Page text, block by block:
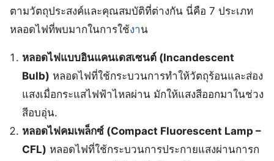
ตามวัตถุประสงค์และคุณสมบัติที่ต่างกัน นี่คือ 7 ประเภท
หลอดไฟที่พบมากในการใช้งาน
หลอดไฟแบบอินแคนเดสเซนต์ (Incandescent
Bulb) หลอดไฟที่ใช้กระบวนการทำให้วัตถุร้อนและส่อง
แสงเมื่อกระแสไฟฟ้าไหลผ่าน มักให้แสงสีออกมาในช่วง
สีอบอุ่น.
หลอดไฟคมเพล็กซ์ (Compact Fluorescent Lamp –
CFL) หลอดไฟที่ใช้กระบวนการประกายแสงผ่านการก